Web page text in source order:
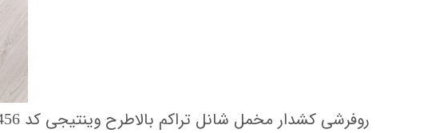
روفرشی کشدار مخمل شانل تراکم بالاطرح وینتیجی کد 456